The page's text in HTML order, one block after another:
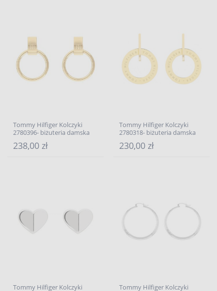
Tommy Hilfiger Kolczyki
2780396- biżuteria damska
238,00 zł
Tommy Hilfiger Kolczyki
2780318- biżuteria damska
230,00 zł
Tommy Hilfiger Kolczyki
Tommy Hilfiger Kolczyki